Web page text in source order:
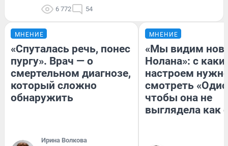
6 772 54
МНЕНИЕ
«Спуталась речь, понес
пургу». Врач — о
смертельном диагнозе,
который сложно
обнаружить
Ирина Волкова
МНЕНИЕ
«Мы видим
Нолана»: с
настроем
смотреть
чтобы она не
выглядела как